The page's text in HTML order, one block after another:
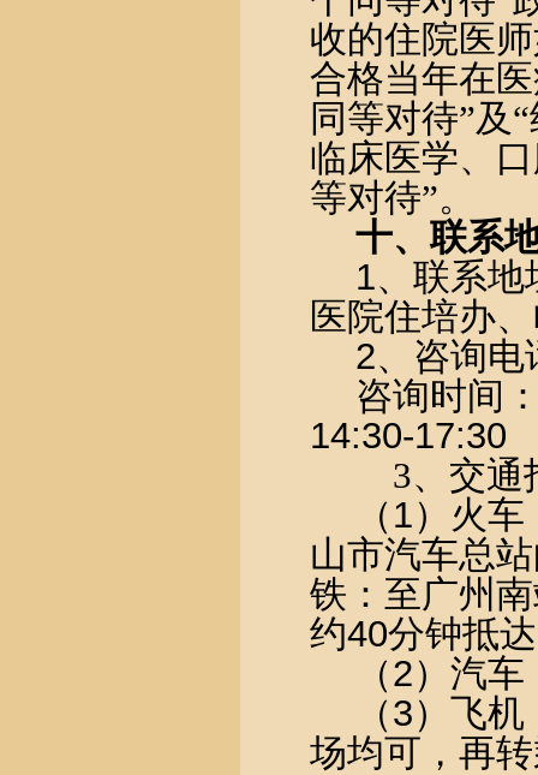
收的住院医
合格当年在
同等对待”及
临床医学、
等对待”。
十、联系
1、联系
医院住培办
2、咨询电
咨询时间
14:30-17:30
3、交通
（ 1）火
山市汽车总
铁：至广州
约40分钟抵
（2）汽
（3）飞
场均可，再